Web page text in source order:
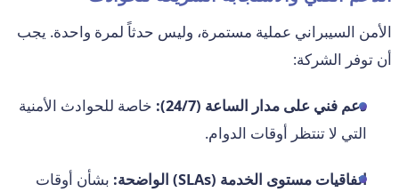
الأمن السيبراني عملية مستمرة، وليس حدثاً لمرة واحدة. يجب
أن توفر الشركة:
دعم فني على مدار الساعة (24/7):
خاصة للحوادث الأمنية
التي لا تنتظر أوقات الدوام.
اتفاقيات مستوى الخدمة (SLAs) الواضحة:
بشأن أوقات